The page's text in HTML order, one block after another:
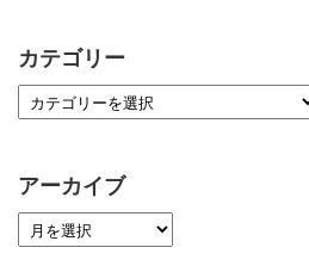
カテゴリー
アーカイブ